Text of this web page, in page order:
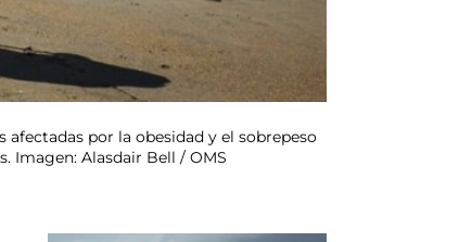
afectadas por la obesidad y el sobrepeso
Imagen: Alasdair Bell / OMS